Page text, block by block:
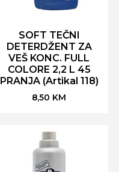
SOFT TEČNI
DETERDŽENT ZA
VEŠ KONC. FULL
COLORE 2,2 L 45
PRANJA (Artikal 118)
8,50 KM